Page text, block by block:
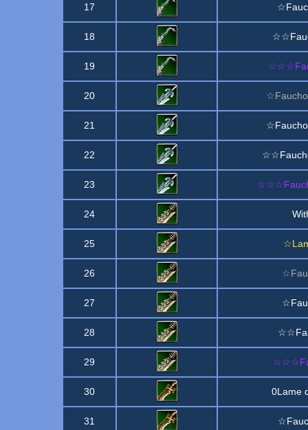
17
18
19
20
21
22
23
24
25
26
27
28
29
30 0Lame
31